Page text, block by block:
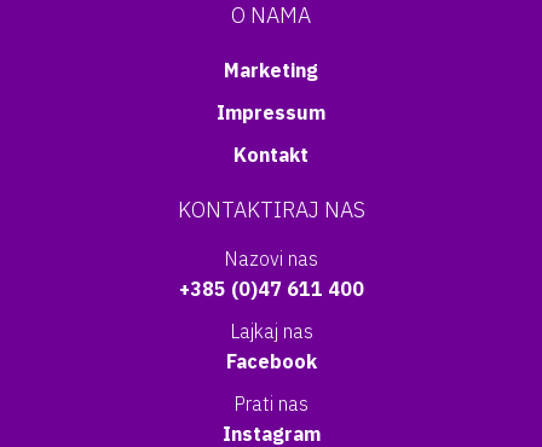
O NAMA
Marketing
Impressum
Kontakt
KONTAKTIRAJ NAS
Nazovi nas
+385 (0)47 611 400
Lajkaj nas
Facebook
Prati nas
Instagram